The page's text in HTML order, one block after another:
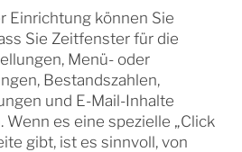
Einrichtung können Sie
Sie Zeitfenster für die
Menü- oder
Bestandszahlen,
und E-Mail-Inhalte
Wenn es eine spezielle „Click
gibt, ist es sinnvoll, von